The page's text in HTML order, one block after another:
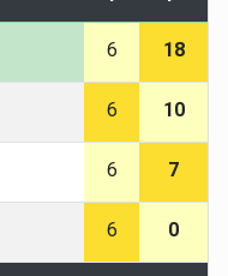
6 18
6 10
6 7
6 0